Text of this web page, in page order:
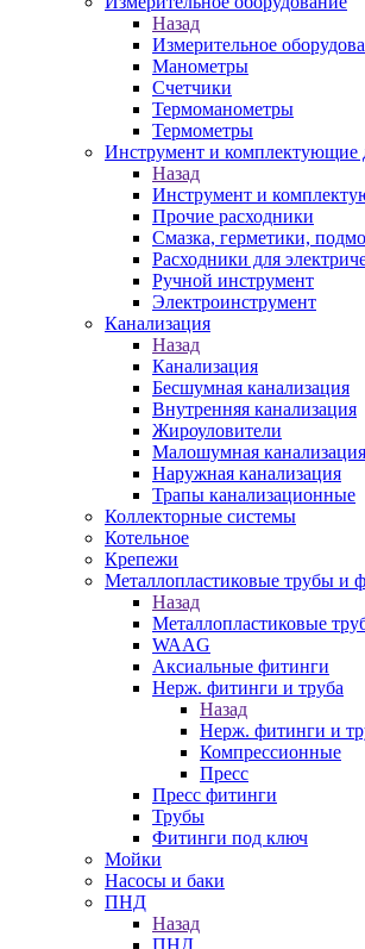
Назад
Измерительное
Манометры
Счетчики
Термоманометры
Термометры
Инструмент и комплектующие
Назад
Инструмент и
Прочие расходники
Смазка, герметики,
Расходники для
Ручной инструмент
Электроинструмент
Канализация
Назад
Канализация
Бесшумная канализация
Внутренняя канализация
Жироуловители
Малошумная канализация
Наружная канализация
Трапы канализационные
Коллекторные системы
Котельное
Крепежи
Металлопластиковые трубы и
Назад
Металлопластиковые
WAAG
Аксиальные фитинги
Нерж. фитинги и труба
Назад
Нерж. фитинги и
Компрессионные
Пресс
Пресс фитинги
Трубы
Фитинги под ключ
Мойки
Насосы и баки
ПНД
Назад
ПНД